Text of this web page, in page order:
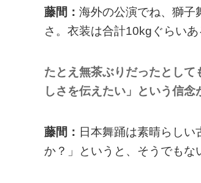
藤間： 海外の公演でね、獅子
さ。衣装は合計10kgぐらい
たとえ無茶ぶりだったとし
しさを伝えたい」という信念
藤間： 日本舞踊は素晴らし
か？」というと、そうでもな